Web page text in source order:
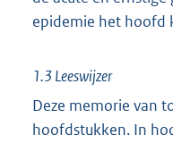
epidemie het hoofd
1.3 Leeswijzer
Deze memorie van
hoofdstukken. In